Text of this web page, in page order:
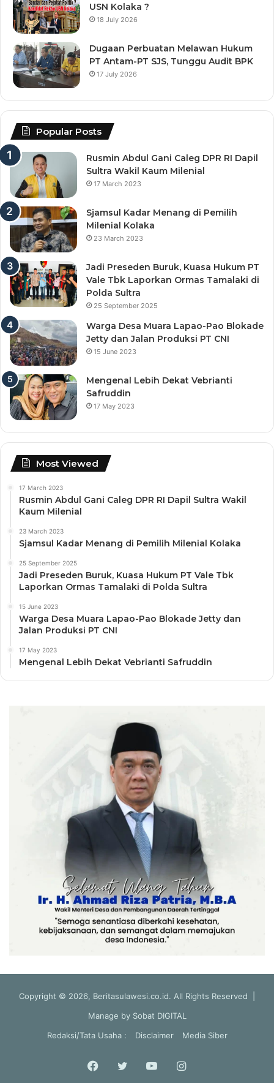
USN Kolaka ?
18 July 2026
Dugaan Perbuatan Melawan Hukum
PT Antam-PT SJS, Tunggu Audit BPK
17 July 2026
Popular Posts
Rusmin Abdul Gani Caleg DPR RI Dapil
Sultra Wakil Kaum Milenial
17 March 2023
Sjamsul Kadar Menang di Pemilih
Milenial Kolaka
23 March 2023
Jadi Preseden Buruk, Kuasa Hukum PT
Vale Tbk Laporkan Ormas Tamalaki di
Polda Sultra
25 September 2025
Warga Desa Muara Lapao-Pao Blokade
Jetty dan Jalan Produksi PT CNI
15 June 2023
Mengenal Lebih Dekat Vebrianti
Safruddin
17 May 2023
Most Viewed
17 March 2023
Rusmin Abdul Gani Caleg DPR RI Dapil Sultra Wakil
Kaum Milenial
23 March 2023
Sjamsul Kadar Menang di Pemilih Milenial Kolaka
25 September 2025
Jadi Preseden Buruk, Kuasa Hukum PT Vale Tbk
Laporkan Ormas Tamalaki di Polda Sultra
15 June 2023
Warga Desa Muara Lapao-Pao Blokade Jetty dan
Jalan Produksi PT CNI
17 May 2023
Mengenal Lebih Dekat Vebrianti Safruddin
Copyright © 2026, Beritasulawesi.co.id. All Rights Reserved |
Manage by Sobat DIGITAL
Redaksi/Tata Usaha :
Disclaimer Media Siber
Facebook
Twitter YouTubeInstagram